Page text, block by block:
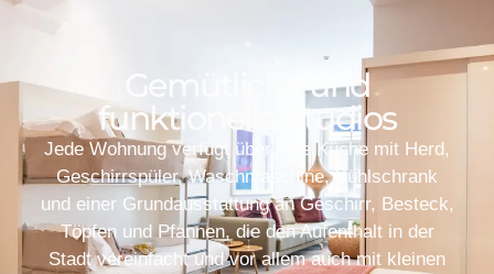
Gemütliche und
funktionelle Studios
Jede Wohnung verfügt über eine Küche mit Herd,
Geschirrspüler, Waschmaschine, Kühlschrank
und einer Grundausstattung an Geschirr, Besteck,
Töpfen und Pfannen, die den Aufenthalt in der
Stadt vereinfacht und vor allem auch mit kleinen